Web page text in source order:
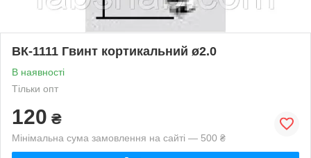
ВК-1111 Гвинт кортикальний ø2.0
В наявності
Тільки опт
120 ₴
Мінімальна сума замовлення на сайті — 500 ₴